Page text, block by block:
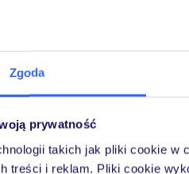
Zgoda
prywatność
takich jak pliki cookie w
treści i reklam. Pliki cookie